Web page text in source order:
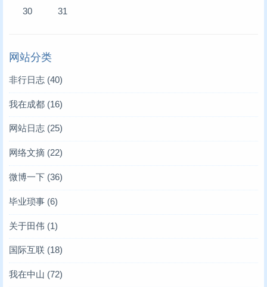
30
31
网站分类
非行日志 (40)
我在成都 (16)
网站日志 (25)
网络文摘 (22)
微博一下 (36)
毕业琐事 (6)
关于田伟 (1)
国际互联 (18)
我在中山 (72)